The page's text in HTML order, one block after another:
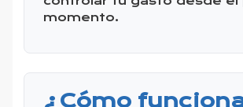
momento.
¿Cómo